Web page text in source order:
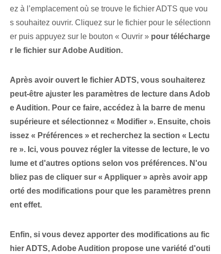
ez à l’emplacement où se trouve le fichier ADTS que vou
s souhaitez ouvrir. ⁤Cliquez sur le fichier pour le sélectionn
er puis appuyez sur le bouton⁤ « Ouvrir » pour télécharge
r le fichier sur Adobe Audition.
Après avoir ouvert le fichier ADTS, vous souhaiterez
peut-être ajuster les paramètres de lecture dans Adob
e Audition. Pour ce faire, accédez à la barre de menu
supérieure et sélectionnez « Modifier ». Ensuite, chois
issez « Préférences » et recherchez la section « Lectu
re ». Ici, vous pouvez régler la vitesse de lecture, le vo
lume⁤ et d'autres options selon vos préférences. N'ou
bliez pas de cliquer sur « Appliquer » après avoir app
orté des modifications pour que les paramètres prenn
ent effet.
Enfin, si vous devez apporter des modifications au fic
hier ADTS, Adobe Audition propose une variété d'outi